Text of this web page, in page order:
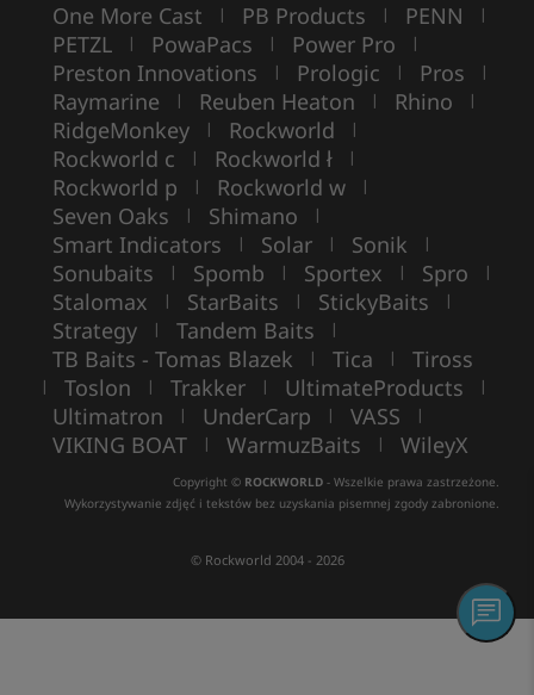
One More Cast | PB Products | PENN |
PETZL | PowaPacs | Power Pro |
Preston Innovations | Prologic | Pros |
Raymarine | Reuben Heaton | Rhino |
RidgeMonkey | Rockworld |
Rockworld c | Rockworld ł |
Rockworld p | Rockworld w |
Seven Oaks | Shimano |
Smart Indicators | Solar | Sonik |
Sonubaits | Spomb | Sportex | Spro |
Stalomax | StarBaits | StickyBaits |
Strategy | Tandem Baits |
TB Baits - Tomas Blazek | Tica | Tiross
| Toslon | Trakker | UltimateProducts |
Ultimatron | UnderCarp | VASS |
VIKING BOAT | WarmuzBaits | WileyX
Copyright © ROCKWORLD - Wszelkie prawa zastrzeżone.
Wykorzystywanie zdjęć i tekstów bez uzyskania pisemnej zgody zabronione.
© Rockworld 2004 - 2026